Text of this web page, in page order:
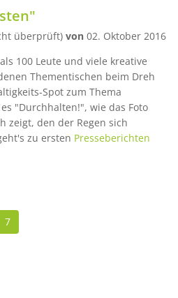
überprüft) von 02. Oktober 2016
100 Leute und viele kreative
Thementischen beim Dreh
Spot zum Thema
"Durchhalten!", wie das Foto
zeigt, den der Regen sich
zu ersten Presseberichten
7